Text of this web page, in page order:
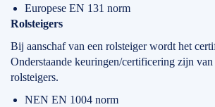
Europese EN 131 norm
Rolsteigers
Bij aanschaf van een rolsteiger wordt het
Onderstaande keuringen/certificering zijn van
rolsteigers.
NEN EN 1004 norm